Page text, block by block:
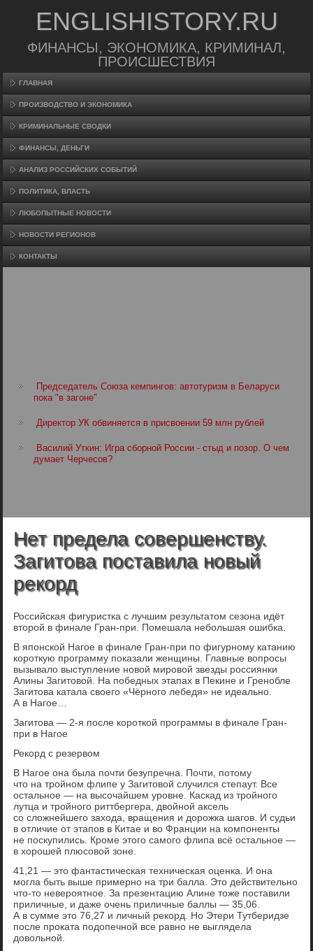
ENGLISHISTORY.RU
ФИНАНСЫ, ЭКОНОМИКА, КРИМИНАЛ,
ПРОИСШЕСТВИЯ
ГЛАВНАЯ
ПРОИЗВΟДСТВО И ЭКОНОМИКА
КРИМИНАЛЬНЫЕ СВОДКИ
ФИНАНСЫ, ДЕНЬГИ
АНАЛИЗ РОССИЙСКИХ СОБЫТИЙ
ПОЛИТИКА, ВЛАСТЬ
ЛЮБОПЫТНЫЕ НОВОСТИ
НОВОСТИ РЕГИОНОВ
КОНТАКТЫ
Председатель Союза кемпингов: автотуризм в Беларуси
пока "в загоне"
Директор УК обвиняется в присвоении 59 млн рублей
Василий Уткин: Игра сборной России - стыд и позор. О чем
думает Черчесов?
Нет предела совершенству.
Загитова поставила новый
рекорд
Российская фигуристка с лучшим результатом сезона идёт
второй в финале Гран-при. Помешала небольшая ошибка.
В японской Нагое в финале Гран-при по фигурному катанию
короткую программу показали женщины. Главные вопросы
вызывало выступление новой мировой звезды россиянки
Алины Загитовой. На победных этапах в Пекине и Гренобле
Загитова катала своего «Чёрного лебедя» не идеально.
А в Нагое…
Загитова — 2-я после короткой программы в финале Гран-
при в Нагое
Рекорд с резервом
В Нагое она была почти безупречна. Почти, потому
что на тройном флипе у Загитовой случился степаут. Все
остальное — на высочайшем уровне. Каскад из тройного
лутца и тройного риттбергера, двойной аксель
со сложнейшего захода, вращения и дорожка шагов. И судьи
в отличие от этапов в Китае и во Франции на компоненты
не поскупились. Кроме этого самого флипа всё остальное —
в хорошей плюсовой зоне.
41,21 — это фантастическая техническая оценка. И она
могла быть выше примерно на три балла. Это действительно
что-то невероятное. За презентацию Алине тоже поставили
приличные, и даже очень приличные баллы — 35,06.
А в сумме это 76,27 и личный рекорд. Но Этери Тутберидзе
после проката подопечной все равно не выглядела
довольной.